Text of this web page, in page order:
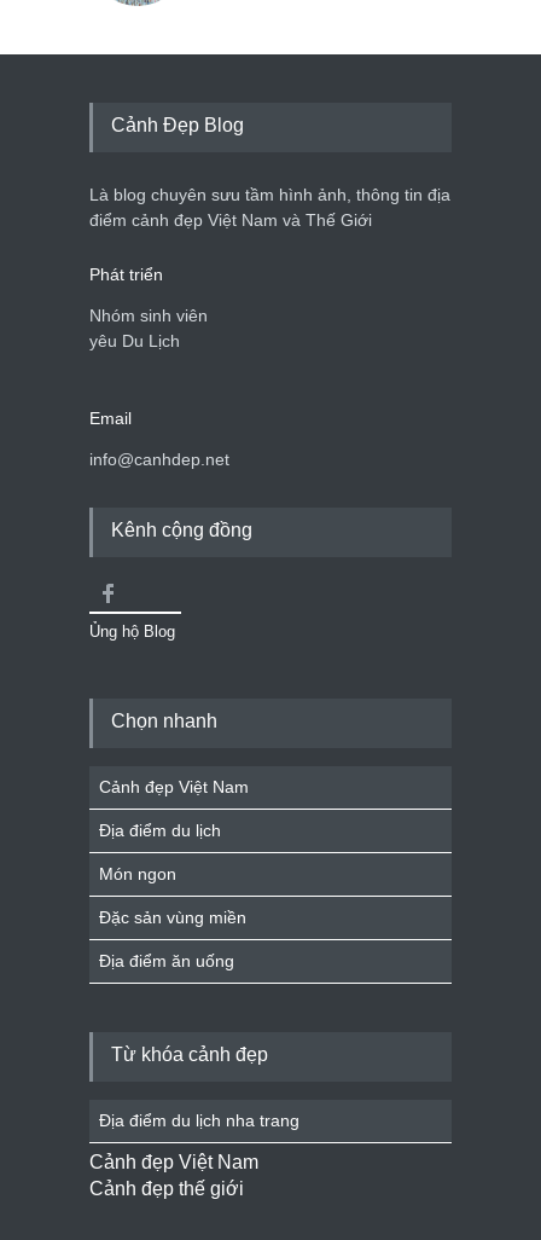
Cảnh Đẹp Blog
Là blog chuyên sưu tầm hình ảnh, thông tin địa
điểm cảnh đẹp Việt Nam và Thế Giới
Phát triển
Nhóm sinh viên
yêu Du Lịch
Email
info@canhdep.net
Kênh cộng đồng
Ủng hộ Blog
Chọn nhanh
Cảnh đẹp Việt Nam
Địa điểm du lịch
Món ngon
Đặc sản vùng miền
Địa điểm ăn uống
Từ khóa cảnh đẹp
Địa điểm du lịch nha trang
Cảnh đẹp Việt Nam
Cảnh đẹp thế giới